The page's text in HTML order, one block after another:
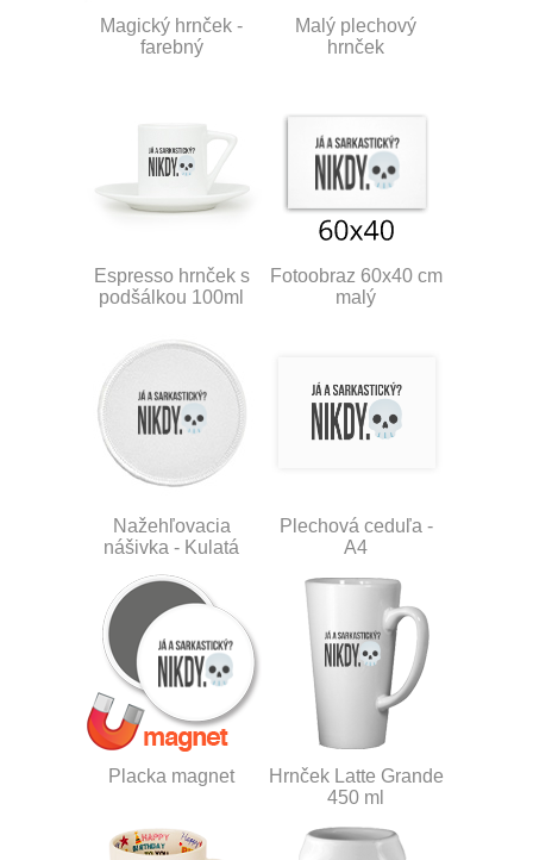
Magický hrnček -
farebný
Malý plechový
hrnček
Espresso hrnček s
podšálkou 100ml
Fotoobraz 60x40 cm
malý
Nažehľovacia
nášivka - Kulatá
Plechová ceduľa -
A4
Placka magnet
Hrnček Latte Grande
450 ml